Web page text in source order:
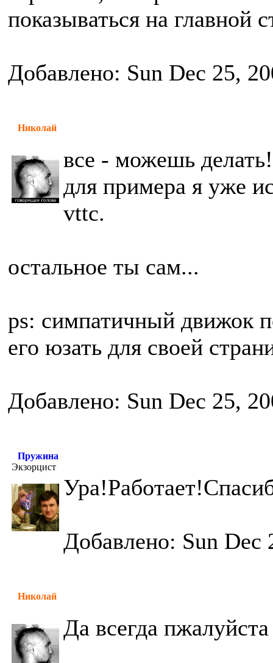
показываться на главной
Добавлено: Sun Dec 25,
Николай
все - можешь делать!
для примера я уже
vttc.
остальное ты сам...
ps: симпатичный движок
его юзать для своей
Добавлено: Sun Dec 25,
Пружина
Экзорцист
Добавлено: Sun Dec
Николай
Да всегда